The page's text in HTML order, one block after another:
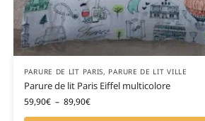
PARURE DE LIT PARIS, PARURE DE LIT VILLE
Parure de lit Paris Eiffel multicolore
59,90€ – 89,90€